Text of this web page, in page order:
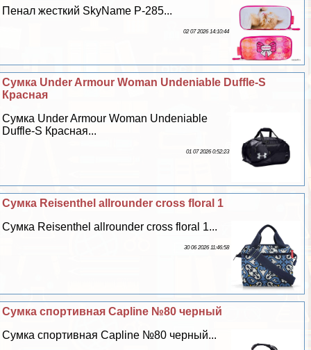
Пенал жесткий SkyName P-285...
02 07 2026 14:10:44
Сумка Under Armour Woman Undeniable Duffle-S
Красная
Сумка Under Armour Woman Undeniable
Duffle-S Красная...
01 07 2026 0:52:23
Сумка Reisenthel allrounder cross floral 1
Сумка Reisenthel allrounder cross floral 1...
30 06 2026 11:46:58
Сумка спортивная Capline №80 черный
Сумка спортивная Capline №80 черный...